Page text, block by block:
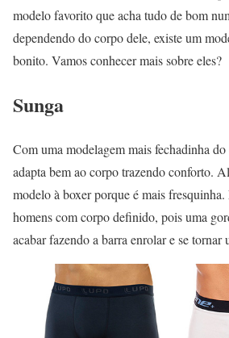
modelo favorito que acha tudo de bom
dependendo do corpo dele, existe um
bonito. Vamos conhecer mais sobre eles?
Sunga
Com uma modelagem mais fechadinha
adapta bem ao corpo trazendo conforto.
modelo à boxer porque é mais
homens com corpo definido, pois uma
acabar fazendo a barra enrolar e se tornar